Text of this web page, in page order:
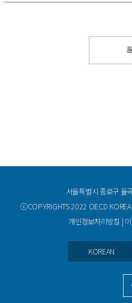
서울특별시 종로구 율
ⓒCOPYRIGHTS 2022 OECD
개인정보처리방침 |
KOREAN